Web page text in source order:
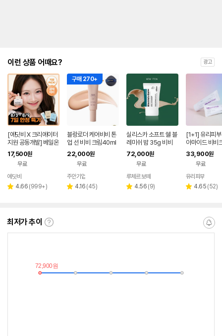
이런 상품 어때요? 광고
[에딧비 X 크리에이터
지원 공동개발] 베일온
스킨 핏 선 앰플 비비
크림 30 ml
17,500원
무료
에딧비
별 4.66 리
(999+)
구매 270+
블랑로더 케어비비 톤
업 선 비비 크림40ml
1개+퍼프
22,000원
무료
페이
주안기업
별 4.16 리
(45)
실리스카 소프트 쉘 블
레미쉬 밤 35g 비비
72,000원
무료
페이
루체르 보떼
별 4.56 리
(9)
[1+1] 유리피부
아마이드 비비
F50+ 40g (+
수분 로션
다 클렌징 오
33,900원
무료
페이
유리피부
별 4.65 리
(52)
최저가 추이
최
이
란?
알